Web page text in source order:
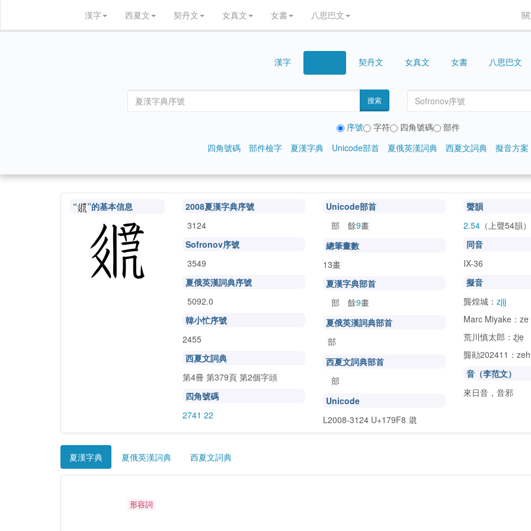
漢字 西夏文 契丹文 女真文 女書 八思巴文
漢字 契丹文 女真文 女書 八思巴文
搜索
序號 字符 四角號碼
部件
四角號碼
部件檢字 夏漢字典 Unicode部首 夏俄英漢詞典 西夏文詞典 擬音方案
“ ”的基本信息
2008夏漢字典序號
3124
Sofronov序號
3549
夏俄英漢詞典序號
5092.0
韓小忙序號
2455
西夏文詞典
第4冊 第379頁 第2個字頭
四角號碼
2741 22
Unicode部首
部 餘9畫
總筆畫數
13畫
夏漢字典部首
部 餘9畫
夏俄英漢詞典部首
部
西夏文詞典部首
部
Unicode
L2008-3124 U+179F8 𗧸
聲韻
2.54（上聲54韻）
同音
IX-36
擬音
龔煌城： zjịj
Marc Miyake：ze
荒川慎太郎：źi̯ẹ
龔勛202411：
音（李范文）
來日音，音邪
夏漢字典 夏俄英漢詞典 西夏文詞典
形容詞